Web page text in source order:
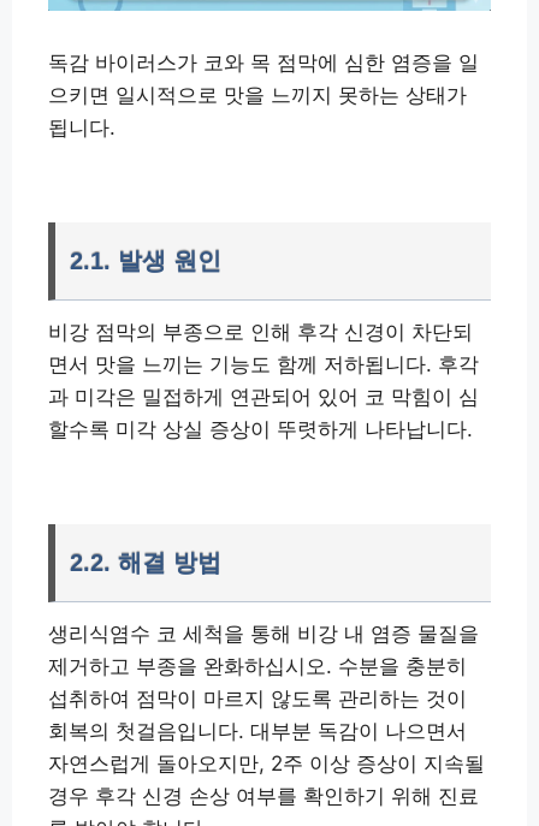
독감 바이러스가 코와 목 점막에 심한 염증을 일
으키면 일시적으로 맛을 느끼지 못하는 상태가
됩니다.
2.1. 발생 원인
비강 점막의 부종으로 인해 후각 신경이 차단되
면서 맛을 느끼는 기능도 함께 저하됩니다. 후각
과 미각은 밀접하게 연관되어 있어 코 막힘이 심
할수록 미각 상실 증상이 뚜렷하게 나타납니다.
2.2. 해결 방법
생리식염수 코 세척을 통해 비강 내 염증 물질을
제거하고 부종을 완화하십시오. 수분을 충분히
섭취하여 점막이 마르지 않도록 관리하는 것이
회복의 첫걸음입니다. 대부분 독감이 나으면서
자연스럽게 돌아오지만, 2주 이상 증상이 지속될
경우 후각 신경 손상 여부를 확인하기 위해 진료